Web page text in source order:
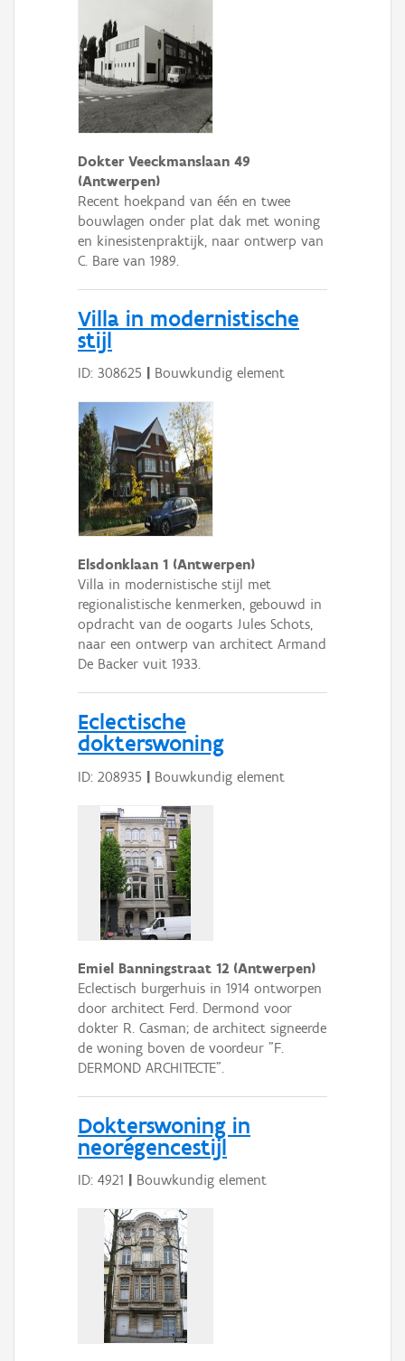
Dokter Veeckmanslaan 49
(Antwerpen)
Recent hoekpand van één en twee
bouwlagen onder plat dak met woning
en kinesistenpraktijk, naar ontwerp van
C. Bare van 1989.
Villa in modernistische
stijl
ID: 308625 Bouwkundig element
Elsdonklaan 1 (Antwerpen)
Villa in modernistische stijl met
regionalistische kenmerken, gebouwd in
opdracht van de oogarts Jules Schots,
naar een ontwerp van architect Armand
De Backer vuit 1933.
Eclectische
dokterswoning
ID: 208935 | Bouwkundig element
Emiel Banningstraat 12 (Antwerpen)
Eclectisch burgerhuis in 1914 ontworpen
door architect Ferd. Dermond voor
dokter R. Casman; de architect signeerde
de woning boven de voordeur "F.
DERMOND ARCHITECTE".
Dokterswoning in
neorégencestijl
ID: 4921 | Bouwkundig element